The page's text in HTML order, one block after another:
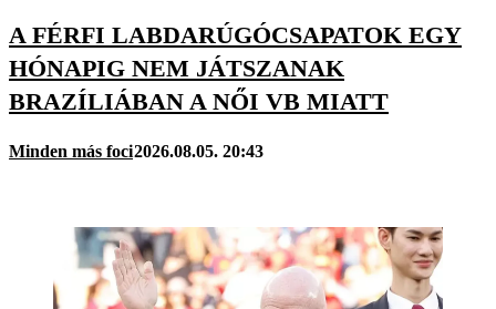
A FÉRFI LABDARÚGÓCSAPATOK EGY
HÓNAPIG NEM JÁTSZANAK
BRAZÍLIÁBAN A NŐI VB MIATT
Minden más foci2026.08.05. 20:43